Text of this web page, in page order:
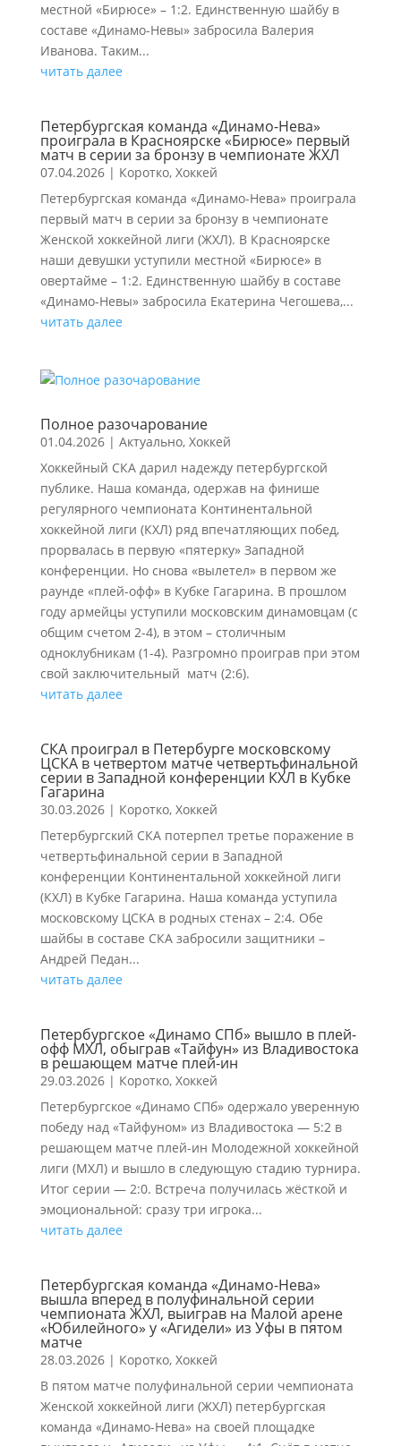
местной «Бирюсе» – 1:2. Единственную шайбу в
составе «Динамо-Невы» забросила Валерия
Иванова. Таким...
читать далее
Петербургская команда «Динамо-Нева»
проиграла в Красноярске «Бирюсе» первый
матч в серии за бронзу в чемпионате ЖХЛ
07.04.2026| Коротко, Хоккей
Петербургская команда «Динамо-Нева» проиграла
первый матч в серии за бронзу в чемпионате
Женской хоккейной лиги (ЖХЛ). В Красноярске
наши девушки уступили местной «Бирюсе» в
овертайме – 1:2. Единственную шайбу в составе
«Динамо-Невы» забросила Екатерина Чегошева,...
читать далее
Полное разочарование
01.04.2026| Актуально, Хоккей
Хоккейный СКА дарил надежду петербургской
публике. Наша команда, одержав на финише
регулярного чемпионата Континентальной
хоккейной лиги (КХЛ) ряд впечатляющих побед,
прорвалась в первую «пятерку» Западной
конференции. Но снова «вылетел» в первом же
раунде «плей-офф» в Кубке Гагарина. В прошлом
году армейцы уступили московским динамовцам (с
общим счетом 2-4), в этом – столичным
одноклубникам (1-4). Разгромно проиграв при этом
свой заключительный матч (2:6).
читать далее
СКА проиграл в Петербурге московскому
ЦСКА в четвертом матче четвертьфинальной
серии в Западной конференции КХЛ в Кубке
Гагарина
30.03.2026| Коротко, Хоккей
Петербургский СКА потерпел третье поражение в
четвертьфинальной серии в Западной
конференции Континентальной хоккейной лиги
(КХЛ) в Кубке Гагарина. Наша команда уступила
московскому ЦСКА в родных стенах – 2:4. Обе
шайбы в составе СКА забросили защитники –
Андрей Педан...
читать далее
Петербургское «Динамо СПб» вышло в плей-
офф МХЛ, обыграв «Тайфун» из Владивостока
в решающем матче плей-ин
29.03.2026| Коротко, Хоккей
Петербургское «Динамо СПб» одержало уверенную
победу над «Тайфуном» из Владивостока — 5:2 в
решающем матче плей-ин Молодежной хоккейной
лиги (МХЛ) и вышло в следующую стадию турнира.
Итог серии — 2:0. Встреча получилась жёсткой и
эмоциональной: сразу три игрока...
читать далее
Петербургская команда «Динамо-Нева»
вышла вперед в полуфинальной серии
чемпионата ЖХЛ, выиграв на Малой арене
«Юбилейного» у «Агидели» из Уфы в пятом
матче
28.03.2026| Коротко, Хоккей
В пятом матче полуфинальной серии чемпионата
Женской хоккейной лиги (ЖХЛ) петербургская
команда «Динамо-Нева» на своей площадке